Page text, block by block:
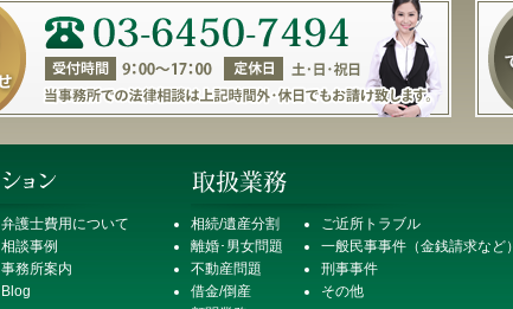
弁護士費用について
相談事例
事務所案内
Blog
相続/遺産分割
離婚･男女問題
不動産問題
借金/倒産
ご近所トラブル
一般民事事件（金銭請求など）
刑事事件
その他